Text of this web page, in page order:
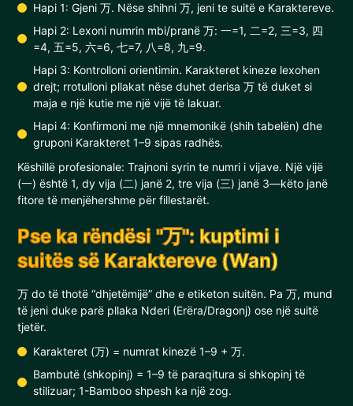
Hapi 1: Gjeni 万. Nëse shihni 万, jeni te suitë e Karaktereve.
Hapi 2: Lexoni numrin mbi/pranë 万: 一=1, 二=2, 三=3, 四
=4, 五=5, 六=6, 七=7, 八=8, 九=9.
Hapi 3: Kontrolloni orientimin. Karakteret kineze lexohen
drejt; rrotulloni pllakat nëse duhet derisa 万 të duket si
maja e një kutie me një vijë të lakuar.
Hapi 4: Konfirmoni me një mnemonikë (shih tabelën) dhe
gruponi Karakteret 1–9 sipas radhës.
Këshillë profesionale: Trajnoni syrin te numri i vijave. Një vijë
(一) është 1, dy vija (二) janë 2, tre vija (三) janë 3—këto janë
fitore të menjëhershme për fillestarët.
Pse ka rëndësi "万": kuptimi i
suitës së Karaktereve (Wan)
万 do të thotë “dhjetëmijë” dhe e etiketon suitën. Pa 万, mund
të jeni duke parë pllaka Nderi (Erëra/Dragonj) ose një suitë
tjetër.
Karakteret (万) = numrat kinezë 1–9 + 万.
Bambutë (shkopinj) = 1–9 të paraqitura si shkopinj të
stilizuar; 1-Bamboo shpesh ka një zog.